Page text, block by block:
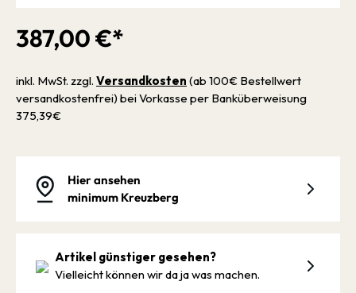
387,00 €*
inkl. MwSt. zzgl. Versandkosten (ab 100€ Bestellwert
versandkostenfrei) bei Vorkasse per Banküberweisung
375,39€
Hier ansehen
minimum Kreuzberg
Artikel günstiger gesehen?
Vielleicht können wir da ja was machen.